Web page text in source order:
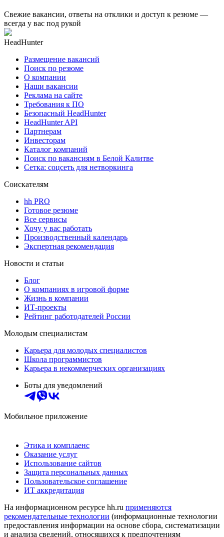
Свежие вакансии, ответы на отклики и доступ к резюме —
всегда у вас под рукой
HeadHunter
Размещение вакансий
Поиск по резюме
О компании
Наши вакансии
Реклама на сайте
Требования к ПО
Безопасный HeadHunter
HeadHunter API
Партнерам
Инвесторам
Каталог компаний
Поиск по вакансиям в Белой Калитве
Сетка: соцсеть для нетворкинга
Соискателям
hh PRO
Готовое резюме
Все сервисы
Хочу у вас работать
Производственный календарь
Экспертная рекомендация
Новости и статьи
Блог
О компаниях в игровой форме
Жизнь в компании
ИТ-проекты
Рейтинг работодателей России
Молодым специалистам
Карьера для молодых специалистов
Школа программистов
Карьера в некоммерческих организациях
Боты для уведомлений
Мобильное приложение
Этика и комплаенс
Оказание услуг
Использование сайтов
Защита персональных данных
Пользовательское соглашение
ИТ аккредитация
На информационном ресурсе hh.ru применяются
рекомендательные технологии (информационные технологии
предоставления информации на основе сбора, систематизации
и анализа сведений, относящихся к предпочтениям